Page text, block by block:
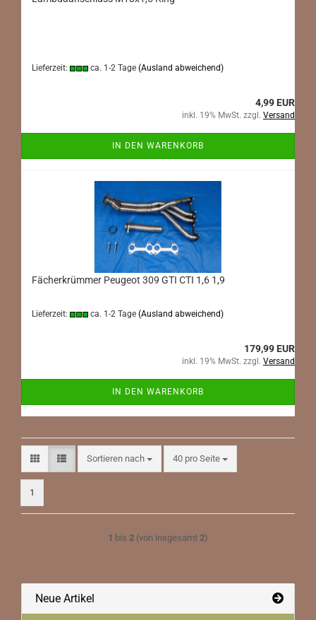
Lieferzeit: ca. 1-2 Tage (Ausland abweichend)
4,99 EUR
inkl. 19% MwSt. zzgl. Versand
IN DEN WARENKORB
Fächerkrümmer Peugeot 309 GTI CTI 1,6 1,9
Lieferzeit: ca. 1-2 Tage (Ausland abweichend)
179,99 EUR
inkl. 19% MwSt. zzgl. Versand
IN DEN WARENKORB
Sortieren nach
Sortieren nach 40 pro Seite
pro Seite
1
1 bis 2 (von insgesamt 2)
Neue Artikel